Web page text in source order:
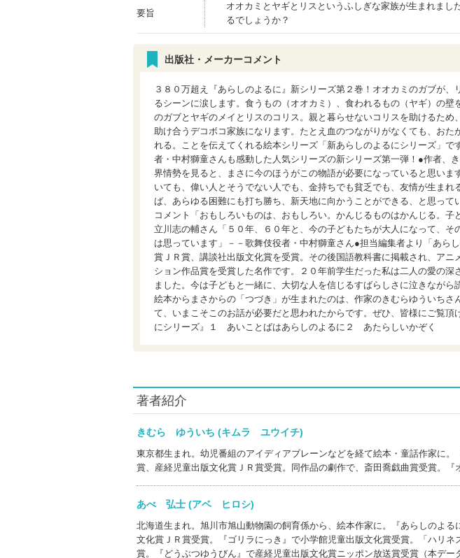
要旨
オオカミとヤギとリスというふしぎな家族が生まれま
るでしょうか？
出版社・メーカーコメント
３８０万超え『あらしのよるに』新シリーズ第２巻！オオカミのガブが、
るシーンに涙します。食うもの（オオカミ）、食われるもの（ヤギ）の壁
のガブとヤギのメイとリスのコリス。親と暮らせないコリスを助けるため
助け合うデコボコ家族になります。たとえ血のつながりがなくても、おた
れる。ことを伝えてくれる絵本シリーズ「新あらしのよるにシリーズ」で
者・中村獅童さんも感動した人気シリーズの新シリーズ第一弾！●作者、
界情勢を見ると、まさに今のほうがこの物語が必要になっていると思いま
いても、偉い人とそうでない人でも、金持ちでも貧乏でも、友情が生ま
ば、あらゆる困難にも打ち勝ち、新天地に向かうことができる、と思っ
コメント「おもしろいものは、おもしろい。かんじるものはかんじる。子
立川志の輔さん「５０年、６０年と、今の子どもたちが大人になって、
は思っています」－－歌舞伎役者・中村獅童さん●担当編集者より「あら
賞ＪＲ賞、講談社出版文化賞を受賞。その後国語教科書に掲載され、アニ
ション作品賞を受賞した名作です。２０年前学生だった私は二人の愛の深
ました。今は子どもと一緒に、大切な人を信じるすばらしさに泣きなが
絵本からまさからの「つづき」が生まれたのは、作家のきむらゆういちさ
て、いまこそこのお話が必要だと思われたからです。ぜひ、皆様にご覧
にシリーズ』１ あいことばはあらしのよるに２ あたらしいかぞく
著者紹介
きむら ゆういち (キムラ ユウイチ)
東京都生まれ。幼児番組のアイディアブレーンなどを経て絵本・童話作家に
賞、産経児童出版文化賞ＪＲ賞受賞。同作品の劇作で、斎田喬戯曲賞受賞。
あべ 弘士 (アベ ヒロシ)
北海道生まれ。旭川市旭山動物園の飼育係から、絵本作家に。『あらしのよ
文化賞ＪＲ賞受賞。『ゴリラにっき』で小学館児童出版文化賞受賞。「ハリ
賞。『どうぶつゆうびん』で産経児童出版文化賞ニッポン放送賞受賞（本デ